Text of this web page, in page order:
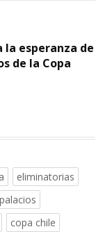
la esperanza de
de la Copa
eliminatorias
copa chile